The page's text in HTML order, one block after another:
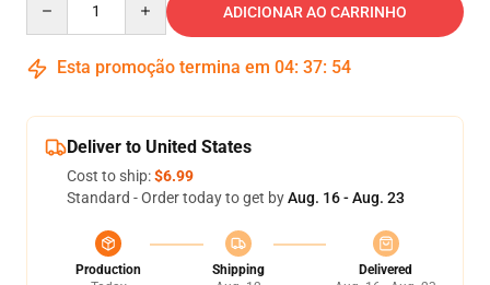
ADICIONAR AO CARRINHO
Esta promoção termina em 04: 37: 54
Deliver to United States
Cost to ship:$6.99
Standard - Order today to get byAug. 16 - Aug. 23
Production
Shipping
Delivered